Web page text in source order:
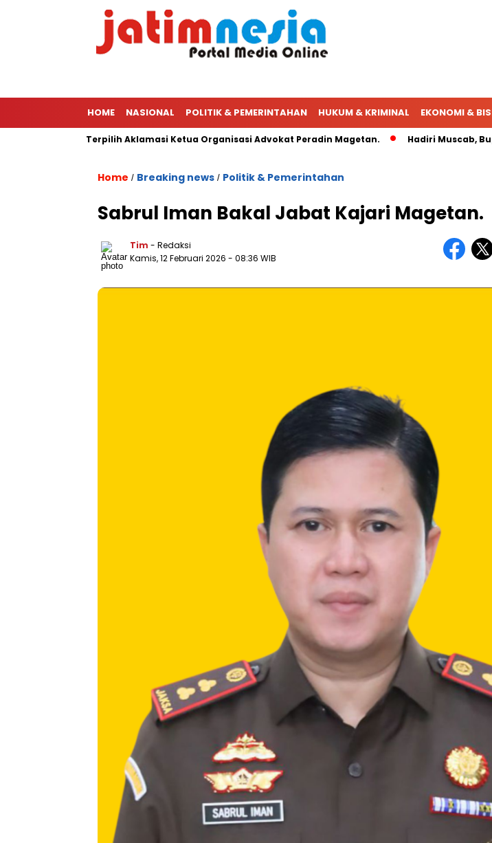
HOME NASIONAL POLITIK & PEMERINTAHAN HUKUM & KRIMINAL EKONOMI &
Hingga Terpilih Aklamasi Ketua Organisasi Advokat Peradin Magetan. Hadiri Muscab, Bupati
Home / Breaking news / Politik & Pemerintahan
Sabrul Iman Bakal Jabat Kajari Magetan.
Tim - Redaksi
Kamis, 12 Februari 2026 - 08:36 WIB